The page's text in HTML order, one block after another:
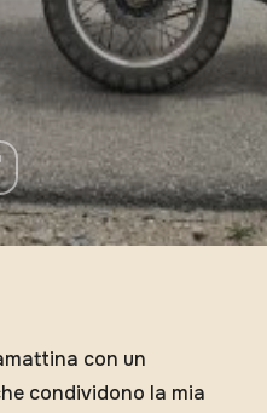
con un
condividono la mia